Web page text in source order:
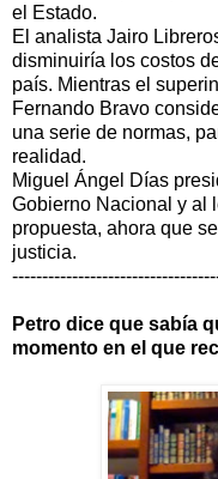
el Estado.
El analista Jairo
disminuiría los costos
país. Mientras el
Fernando Bravo
una serie de normas,
realidad.
Miguel Ángel Días
Gobierno Nacional y al
propuesta, ahora que
justicia.
Petro dice que sabía
momento en el que